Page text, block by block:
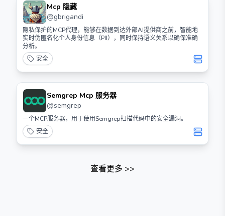
Mcp 隐藏
@gbrigandi
隐私保护的MCP代理，能够在数据到达外部AI提供商之前，智能地
实时伪匿名化个人身份信息（PII），同时保持语义关系以确保准确
分析。
安全
Semgrep Mcp 服务器
@semgrep
一个MCP服务器，用于使用Semgrep扫描代码中的安全漏洞。
安全
查看更多 >>